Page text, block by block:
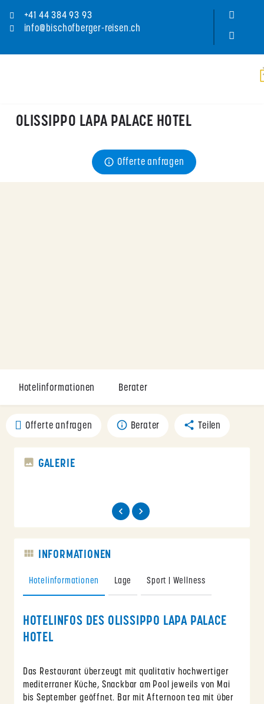
+41 44 384 93 93
info@bischofberger-reisen.ch
OLISSIPPO LAPA PALACE HOTEL
Offerte anfragen
Hotelinformationen Berater
Offerte anfragen Berater Teilen
GALERIE
INFORMATIONEN
Hotelinformationen Lage Sport | Wellness
HOTELINFOS DES OLISSIPPO LAPA PALACE
HOTEL
Das Restaurant überzeugt mit qualitativ hochwertiger
mediterraner Küche, Snackbar am Pool jeweils von Mai
bis September geöffnet. Bar mit Afternoon tea mit über